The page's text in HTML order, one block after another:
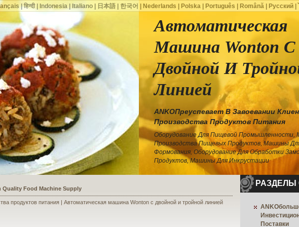
Автоматическая
Машина Wonton С
Двойной И
Линией
ANKOПреуспевает В Завоевании
Производства Продуктов Питания
Оборудование Для Пищевой Промышленности,
Производства Пищевых Продуктов, Машины
Формования, Оборудование Для Обработки
Продуктов, Машины Для Инкрустации
a Shoe Seller to Start a Food Business
продуктов питания | Автоматическая машина Wonton с двойной и тройной линией
РАЗДЕЛЫ
Поставки
|हिन्दी| Indonesia| Italiano| 日本語| 한국어 Nederlands Polska| Português Română| Русский|